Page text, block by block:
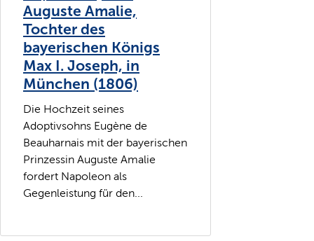
Auguste Amalie,
Tochter des
bayerischen Königs
Max I. Joseph, in
München (1806)
Die Hochzeit seines
Adoptivsohns Eugène de
Beauharnais mit der bayerischen
Prinzessin Auguste Amalie
fordert Napoleon als
Gegenleistung für den...